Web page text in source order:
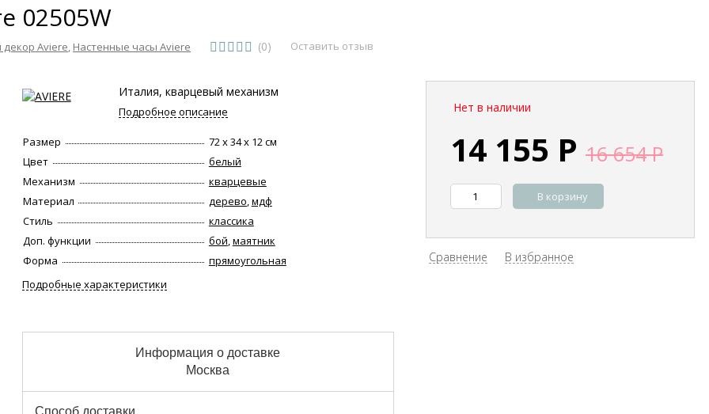
02505W
декор Aviere Настенные часы Aviere (0) Оставить отзыв
Нет в наличии
14 155 Р 16 654Р
В корзину
Сравнение В избранное
Италия, кварцевый механизм
Подробное описание
Размер
72 х 34 х 12 см
Цвет
белый
Механизм
кварцевые
Материал
дерево,мдф
Стиль
классика
Доп. функции
бой,маятник
Форма
прямоугольная
Подробные характеристики
Информация о доставке
Москва
Способ доставки